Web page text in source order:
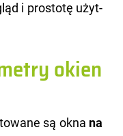
i pro­sto­tę użyt­
okien
są okna na